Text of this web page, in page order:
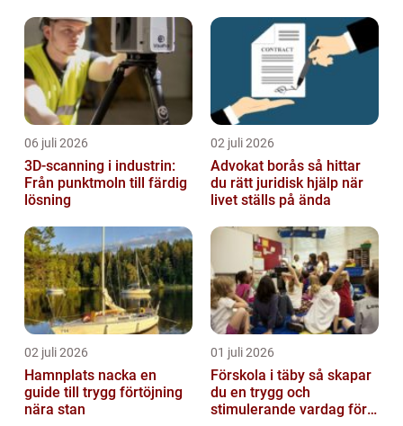
06 juli 2026
3D-scanning i industrin:
Från punktmoln till färdig
lösning
02 juli 2026
Advokat borås så hittar
du rätt juridisk hjälp när
livet ställs på ända
02 juli 2026
Hamnplats nacka en
guide till trygg förtöjning
nära stan
01 juli 2026
Förskola i täby så skapar
du en trygg och
stimulerande vardag för